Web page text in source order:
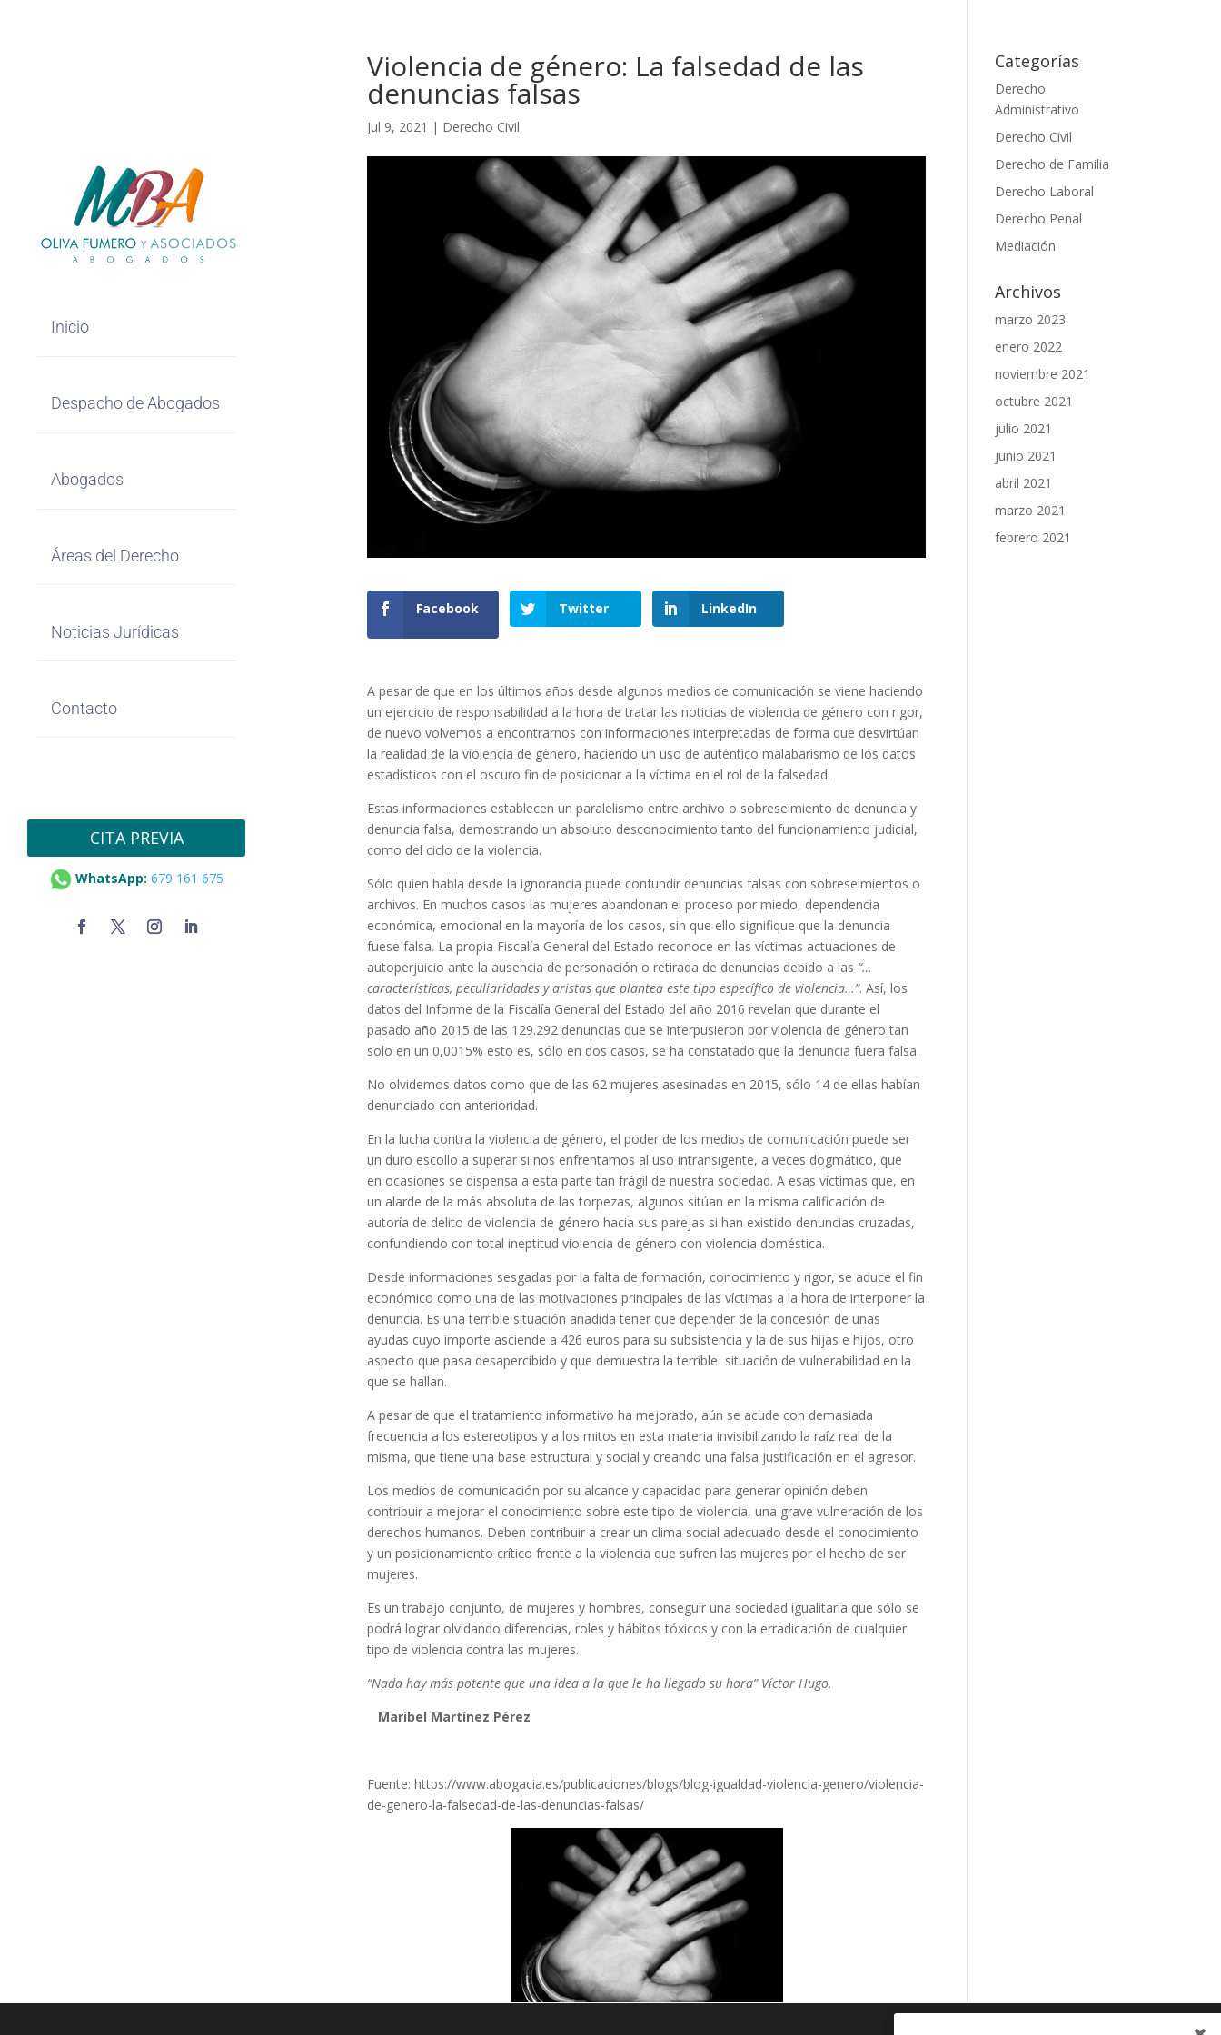
Inicio
Despacho de Abogados
Abogados
Áreas del Derecho
Noticias Jurídicas
Contacto
CITA PREVIA
WhatsApp: 679 161 675
Violencia de género: La falsedad de las
denuncias falsas
Jul 9, 2021 | Derecho Civil
Facebook Twitter LinkedIn
A pesar de que en los últimos años desde algunos medios de comunicación se viene haciendo
un ejercicio de responsabilidad a la hora de tratar las noticias de violencia de género con rigor,
de nuevo volvemos a encontrarnos con informaciones interpretadas de forma que desvirtúan
la realidad de la violencia de género, haciendo un uso de auténtico malabarismo de los datos
estadísticos con el oscuro fin de posicionar a la víctima en el rol de la falsedad.
Estas informaciones establecen un paralelismo entre archivo o sobreseimiento de denuncia y
denuncia falsa, demostrando un absoluto desconocimiento tanto del funcionamiento judicial,
como del ciclo de la violencia.
Sólo quien habla desde la ignorancia puede confundir denuncias falsas con sobreseimientos o
archivos. En muchos casos las mujeres abandonan el proceso por miedo, dependencia
económica, emocional en la mayoría de los casos, sin que ello signifique que la denuncia
fuese falsa. La propia Fiscalía General del Estado reconoce en las víctimas actuaciones de
autoperjuicio ante la ausencia de personación o retirada de denuncias debido a las “…
características, peculiaridades y aristas que plantea este tipo específico de violencia…”. Así, los
datos del Informe de la Fiscalía General del Estado del año 2016 revelan que durante el
pasado año 2015 de las 129.292 denuncias que se interpusieron por violencia de género tan
solo en un 0,0015% esto es, sólo en dos casos, se ha constatado que la denuncia fuera falsa.
No olvidemos datos como que de las 62 mujeres asesinadas en 2015, sólo 14 de ellas habían
denunciado con anterioridad.
En la lucha contra la violencia de género, el poder de los medios de comunicación puede ser
un duro escollo a superar si nos enfrentamos al uso intransigente, a veces dogmático, que
en ocasiones se dispensa a esta parte tan frágil de nuestra sociedad. A esas víctimas que, en
un alarde de la más absoluta de las torpezas, algunos sitúan en la misma calificación de
autoría de delito de violencia de género hacia sus parejas si han existido denuncias cruzadas,
confundiendo con total ineptitud violencia de género con violencia doméstica.
Desde informaciones sesgadas por la falta de formación, conocimiento y rigor, se aduce el fin
económico como una de las motivaciones principales de las víctimas a la hora de interponer la
denuncia. Es una terrible situación añadida tener que depender de la concesión de unas
ayudas cuyo importe asciende a 426 euros para su subsistencia y la de sus hijas e hijos, otro
aspecto que pasa desapercibido y que demuestra la terrible situación de vulnerabilidad en la
que se hallan.
A pesar de que el tratamiento informativo ha mejorado, aún se acude con demasiada
frecuencia a los estereotipos y a los mitos en esta materia invisibilizando la raíz real de la
misma, que tiene una base estructural y social y creando una falsa justificación en el agresor.
Los medios de comunicación por su alcance y capacidad para generar opinión deben
contribuir a mejorar el conocimiento sobre este tipo de violencia, una grave vulneración de los
derechos humanos. Deben contribuir a crear un clima social adecuado desde el conocimiento
y un posicionamiento crítico frente a la violencia que sufren las mujeres por el hecho de ser
mujeres.
Es un trabajo conjunto, de mujeres y hombres, conseguir una sociedad igualitaria que sólo se
podrá lograr olvidando diferencias, roles y hábitos tóxicos y con la erradicación de cualquier
tipo de violencia contra las mujeres.
“Nada hay más potente que una idea a la que le ha llegado su hora” Víctor Hugo.
Maribel Martínez Pérez
Fuente: https://www.abogacia.es/publicaciones/blogs/blog-igualdad-violencia-genero/violencia-
de-genero-la-falsedad-de-las-denuncias-falsas/
Categorías
Derecho
Administrativo
Derecho Civil
Derecho de Familia
Derecho Laboral
Derecho Penal
Mediación
Archivos
marzo 2023
enero 2022
noviembre 2021
octubre 2021
julio 2021
junio 2021
abril 2021
marzo 2021
febrero 2021